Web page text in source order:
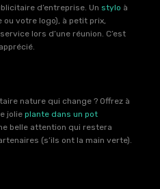
d’entreprise. Un stylo à
votre logo), à petit prix,
lors d’une réunion. C’est
nature qui change ? Offrez à
jolie plante dans un pot
belle attention qui restera
(s’ils ont la main verte).